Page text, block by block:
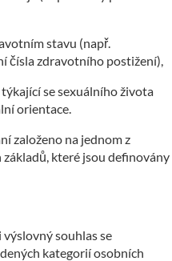
stavu (např.
čísla zdravotního postižení),
se sexuálního života
orientace.
založeno na jednom z
které jsou definovány
souhlas se
kategorií osobních